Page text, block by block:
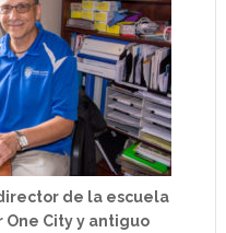
de la escuela
City y antiguo